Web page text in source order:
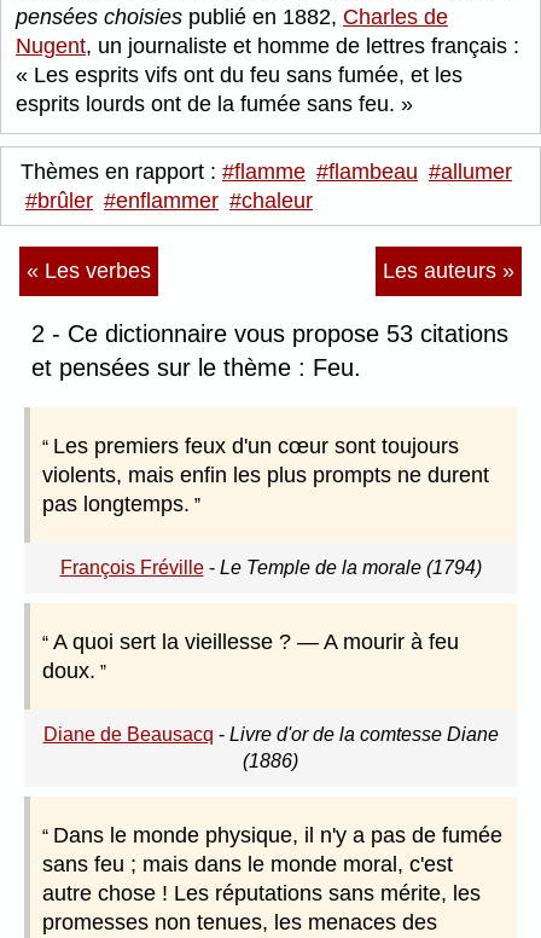
pensées choisies publié en 1882, Charles de
Nugent, un journaliste et homme de lettres français :
Les esprits vifs ont du feu sans fumée, et les
esprits lourds ont de la fumée sans feu.
Thèmes en rapport : #flamme #flambeau #allumer
#brûler #enflammer #chaleur
« Les verbes Les auteurs »
2 - Ce dictionnaire vous propose 53 citations
et pensées sur le thème : Feu.
Les premiers feux d'un cœur sont toujours
violents, mais enfin les plus prompts ne durent
pas longtemps.
François Fréville- Le Temple de la morale (1794)
A quoi sert la vieillesse ? — A mourir à feu
doux.
Diane de Beausacq - Livre d'or de la comtesse Diane
(1886)
Dans le monde physique, il n'y a pas de fumée
sans feu ; mais dans le monde moral, c'est
autre chose ! Les réputations sans mérite, les
promesses non tenues, les menaces des